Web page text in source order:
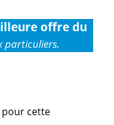
offre du
particuliers.
pour cette